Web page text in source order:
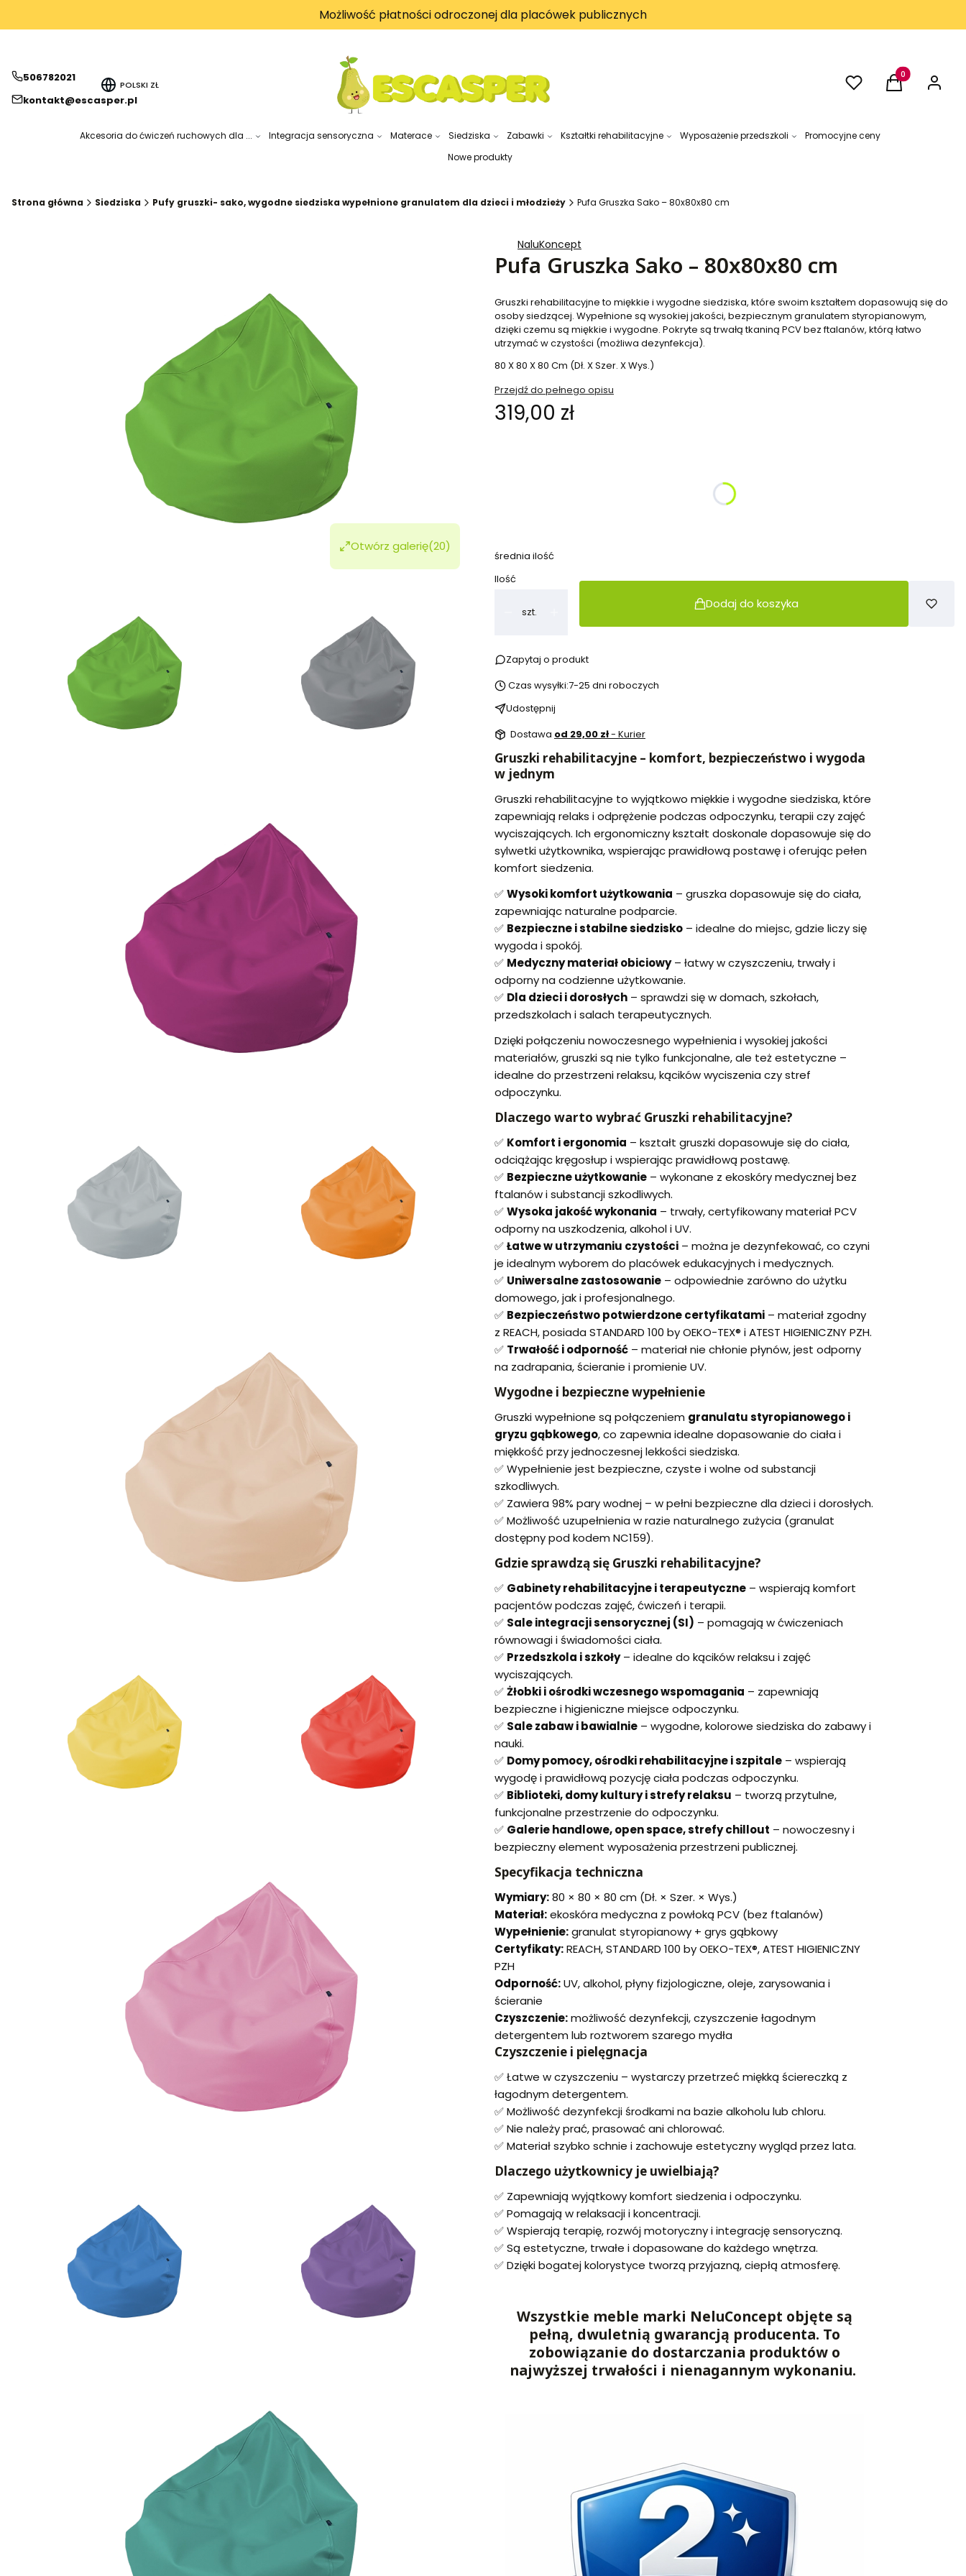
Możliwość płatności odroczonej dla placówek publicznych
506782021
kontakt@escasper.pl
POLSKI ZŁ UlubioneProdukty w
Koszyk Zaloguj
Akcesoria do ćwiczeń ruchowych dla ... Integracja sensoryczna Materace Siedziska Zabawki Kształtki rehabilitacyjne Wyposażenie przedszkoli
Promocyjne ceny
Nowe produkty
Strona główna Siedziska Pufy gruszki- sako, wygodne siedziska wypełnione granulatem dla dzieci i młodzieży Pufa Gruszka Sako – 80x80x80 cm
Otwórz galerię(20)
NaluKoncept
Pufa Gruszka Sako – 80x80x80 cm
Gruszki rehabilitacyjne to miękkie i wygodne siedziska, które swoim kształtem dopasowują się do
osoby siedzącej. Wypełnione są wysokiej jakości, bezpiecznym granulatem styropianowym,
dzięki czemu są miękkie i wygodne. Pokryte są trwałą tkaniną PCV bez ftalanów, którą łatwo
utrzymać w czystości (możliwa dezynfekcja).
80 X 80 X 80 Cm (Dł. X Szer. X Wys.)
Przejdź do pełnego opisu
Cena
319,00 zł
średnia ilość
Ilość
szt.
Dodaj do koszyka
Zapytaj o produkt
Czas wysyłki:7-25 dni roboczych
Udostępnij
Dostawa od 29,00 zł- Kurier
Gruszki rehabilitacyjne – komfort, bezpieczeństwo i wygoda
w jednym
Gruszki rehabilitacyjne to wyjątkowo miękkie i wygodne siedziska, które
zapewniają relaks i odprężenie podczas odpoczynku, terapii czy zajęć
wyciszających. Ich ergonomiczny kształt doskonale dopasowuje się do
sylwetki użytkownika, wspierając prawidłową postawę i oferując pełen
komfort siedzenia.
✅Wysoki komfort użytkowania – gruszka dopasowuje się do ciała,
zapewniając naturalne podparcie.
✅ Bezpieczne i stabilne siedzisko – idealne do miejsc, gdzie liczy się
wygoda i spokój.
✅ Medyczny materiał obiciowy– łatwy w czyszczeniu, trwały i
odporny na codzienne użytkowanie.
✅ Dla dzieci i dorosłych – sprawdzi się w domach, szkołach,
przedszkolach i salach terapeutycznych.
Dzięki połączeniu nowoczesnego wypełnienia i wysokiej jakości
materiałów, gruszki są nie tylko funkcjonalne, ale też estetyczne –
idealne do przestrzeni relaksu, kącików wyciszenia czy stref
odpoczynku.
Dlaczego warto wybrać Gruszki rehabilitacyjne?
✅ Komfort i ergonomia – kształt gruszki dopasowuje się do ciała,
odciążając kręgosłup i wspierając prawidłową postawę.
✅ Bezpieczne użytkowanie – wykonane z ekoskóry medycznej bez
ftalanów i substancji szkodliwych.
✅Wysoka jakość wykonania – trwały, certyfikowany materiał PCV
odporny na uszkodzenia, alkohol i UV.
✅Łatwe w utrzymaniu czystości – można je dezynfekować, co czyni
je idealnym wyborem do placówek edukacyjnych i medycznych.
✅ Uniwersalne zastosowanie – odpowiednie zarówno do użytku
domowego, jak i profesjonalnego.
✅ Bezpieczeństwo potwierdzone certyfikatami – materiał zgodny
z REACH, posiada STANDARD 100 by OEKO-TEX® i ATEST HIGIENICZNY PZH.
✅ Trwałość i odporność – materiał nie chłonie płynów, jest odporny
na zadrapania, ścieranie i promienie UV.
Wygodne i bezpieczne wypełnienie
Gruszki wypełnione są połączeniem granulatu styropianowego i
gryzu gąbkowego, co zapewnia idealne dopasowanie do ciała i
miękkość przy jednoczesnej lekkości siedziska.
✅ Wypełnienie jest bezpieczne, czyste i wolne od substancji
szkodliwych.
✅ Zawiera 98% pary wodnej – w pełni bezpieczne dla dzieci i dorosłych.
✅ Możliwość uzupełnienia w razie naturalnego zużycia (granulat
dostępny pod kodem NC159).
Gdzie sprawdzą się Gruszki rehabilitacyjne?
✅ Gabinety rehabilitacyjne i terapeutyczne – wspierają komfort
pacjentów podczas zajęć, ćwiczeń i terapii.
✅ Sale integracji sensorycznej (SI) – pomagają w ćwiczeniach
równowagi i świadomości ciała.
✅ Przedszkola i szkoły– idealne do kącików relaksu i zajęć
wyciszających.
✅Żłobki i ośrodki wczesnego wspomagania – zapewniają
bezpieczne i higieniczne miejsce odpoczynku.
✅ Sale zabaw i bawialnie – wygodne, kolorowe siedziska do zabawy i
nauki.
✅ Domy pomocy, ośrodki rehabilitacyjne i szpitale – wspierają
wygodę i prawidłową pozycję ciała podczas odpoczynku.
✅ Biblioteki, domy kultury i strefy relaksu – tworzą przytulne,
funkcjonalne przestrzenie do odpoczynku.
✅ Galerie handlowe, open space, strefy chillout – nowoczesny i
bezpieczny element wyposażenia przestrzeni publicznej.
Specyfikacja techniczna
Wymiary:80 × 80 × 80 cm (Dł. × Szer. × Wys.)
Materiał:ekoskóra medyczna z powłoką PCV (bez ftalanów)
Wypełnienie:granulat styropianowy + grys gąbkowy
Certyfikaty:REACH, STANDARD 100 by OEKO-TEX®, ATEST HIGIENICZNY
PZH
Odporność:UV, alkohol, płyny fizjologiczne, oleje, zarysowania i
ścieranie
Czyszczenie:możliwość dezynfekcji, czyszczenie łagodnym
detergentem lub roztworem szarego mydła
Czyszczenie i pielęgnacja
✅ Łatwe w czyszczeniu – wystarczy przetrzeć miękką ściereczką z
łagodnym detergentem.
✅ Możliwość dezynfekcji środkami na bazie alkoholu lub chloru.
✅ Nie należy prać, prasować ani chlorować.
✅ Materiał szybko schnie i zachowuje estetyczny wygląd przez lata.
Dlaczego użytkownicy je uwielbiają?
✅ Zapewniają wyjątkowy komfort siedzenia i odpoczynku.
✅ Pomagają w relaksacji i koncentracji.
✅ Wspierają terapię, rozwój motoryczny i integrację sensoryczną.
✅ Są estetyczne, trwałe i dopasowane do każdego wnętrza.
✅ Dzięki bogatej kolorystyce tworzą przyjazną, ciepłą atmosferę.
Wszystkie meble marki NeluConcept objęte są
pełną, dwuletnią gwarancją producenta. To
zobowiązanie do dostarczania produktów o
najwyższej trwałości i nienagannym wykonaniu.